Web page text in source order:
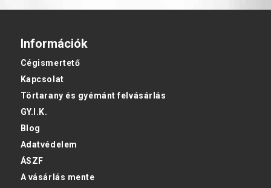
Információk
Cégismertető
Kapcsolat
Törtarany és gyémánt felvásárlás
GY.I.K.
Blog
Adatvédelem
ÁSZF
A vásárlás mente